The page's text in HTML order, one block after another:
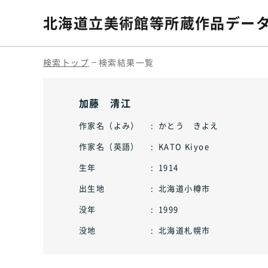
北海道立美術館等所蔵作品デー
検索トップ 検索結果一覧
加藤 清江
作家名（よみ）
かとう きよえ
作家名（英語）
KATO Kiyoe
生年
1914
出生地
北海道小樽市
没年
1999
没地
北海道札幌市